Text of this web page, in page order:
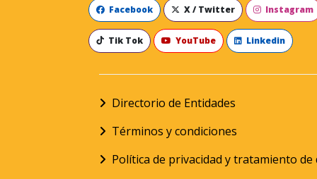
Facebook X / Twitter Instagram
Tik Tok YouTube Linkedin
Directorio de Entidades
Términos y condiciones
Política de privacidad y tratamiento